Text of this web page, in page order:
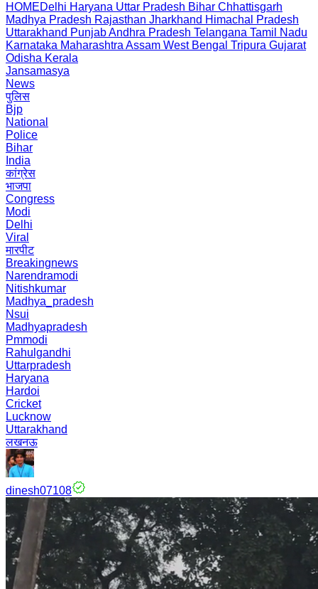
HOMEDelhi Haryana Uttar Pradesh Bihar Chhattisgarh
Madhya Pradesh Rajasthan Jharkhand Himachal Pradesh
Uttarakhand PunjabAndhra Pradesh Telangana Tamil Nadu
Karnataka Maharashtra Assam West Bengal Tripura Gujarat
Odisha Kerala
Jansamasya
News
पुलिस
Bjp
National
Police
Bihar
India
कांग्रेस
भाजपा
Congress
Modi
Delhi
Viral
मारपीट
Breakingnews
Narendramodi
Nitishkumar
Madhya_pradesh
Nsui
Madhyapradesh
Pmmodi
Rahulgandhi
Uttarpradesh
Haryana
Hardoi
Cricket
Lucknow
Uttarakhand
लखनऊ
dinesh07108